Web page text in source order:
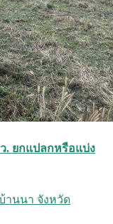
. ยกแปลกหรือแบ่ง
านนา จังหวัด